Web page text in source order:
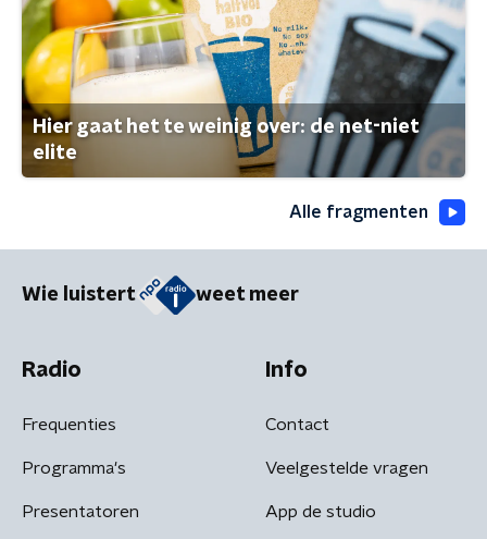
Hier gaat het te weinig over: de net-niet
elite
Alle fragmenten
Wie luistert weet meer
Radio
Frequenties
Programma's
Presentatoren
Info
Contact
Veelgestelde vragen
App de studio